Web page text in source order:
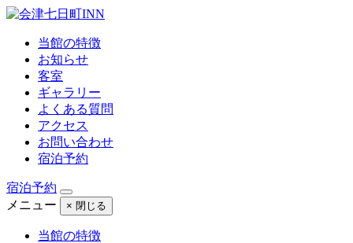
当館の特徴
お知らせ
客室
ギャラリー
よくある質問
アクセス
お問い合わせ
宿泊予約
宿泊予約
メニュー
× 閉じる
当館の特徴